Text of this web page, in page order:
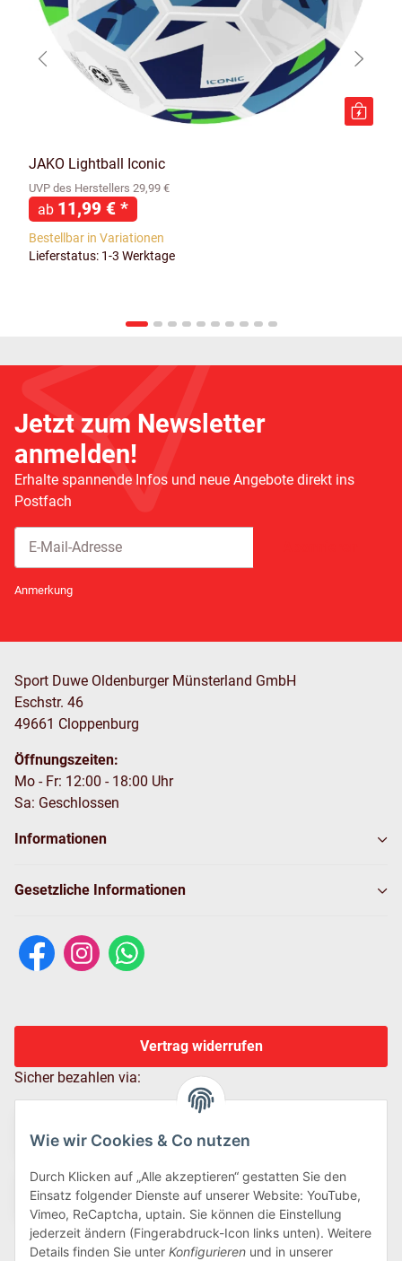
Wie wir Cookies & Co nutzen
Durch Klicken auf „Alle akzeptieren“ gestatten Sie den
Einsatz folgender Dienste auf unserer Website: YouTube,
Vimeo, ReCaptcha, uptain. Sie können die Einstellung
jederzeit ändern (Fingerabdruck-Icon links unten). Weitere
Details finden Sie unter Konfigurieren und in unserer
JAKO Lightball Iconic
UVP des Herstellers 29,99 €
ab 11,99 € *
Bestellbar in Variationen
Lieferstatus: 1-3 Werktage
Jetzt zum Newsletter
anmelden!
Erhalte spannende Infos und neue Angebote direkt ins
Postfach
Anmerkung
Sport Duwe Oldenburger Münsterland GmbH
Eschstr. 46
49661 Cloppenburg
Öffnungszeiten:
Mo - Fr: 12:00 - 18:00 Uhr
Sa: Geschlossen
Informationen
Gesetzliche Informationen
Vertrag widerrufen
Sicher bezahlen via: